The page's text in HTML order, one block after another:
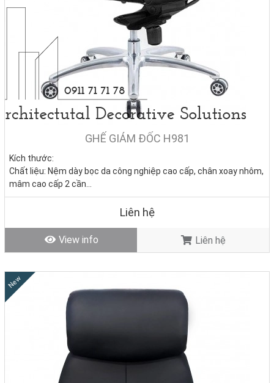
GHẾ GIÁM ĐỐC H981
Kích thước:
Chất liệu: Nệm dày bọc da công nghiệp cao cấp, chân xoay nhôm,
mâm cao cấp 2 cần
Tình trạng:Hàng mới - Còn hàng
Liên hệ
View info Liên hệ
New